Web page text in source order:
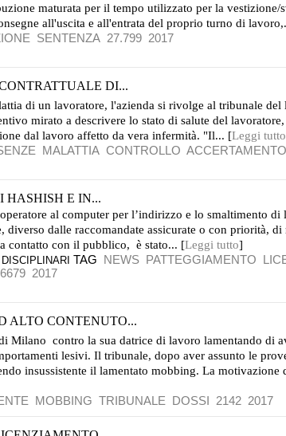
maturata per il tempo utilizzato per la vestizione/
all'uscita e all'entrata del proprio turno di
SENTENZA 27.799 2017
DI...
di un lavoratore, l'azienda si rivolge al tribunale
mirato a descrivere lo stato di salute del
dal lavoro affetto da vera infermità. "Il... [Leggi tutto
MALATTIA CONTROLLO
HASHISH E IN...
al computer per l’indirizzo e lo smaltimento di
diverso dalle raccomandate assicurate o con priorità, di
contatto con il pubblico, è stato... [Leggi tutto]
TAG NEWS PATTEGGIAMENTO
2017
ALTO CONTENUTO...
Milano contro la sua datrice di lavoro lamentando di
lesivi. Il tribunale, dopo aver assunto le
insussistente il lamentato mobbing. La motivazione
MOBBING TRIBUNALE DOSSI 2142 2017